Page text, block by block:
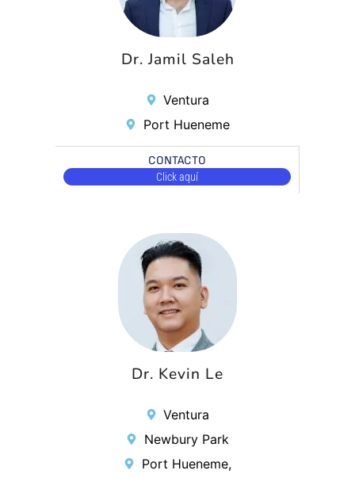
Dr. Jamil Saleh
Ventura
Port Hueneme
CONTACTO
Click aquí
Dr. Kevin Le
Ventura
Newbury Park
Port Hueneme,